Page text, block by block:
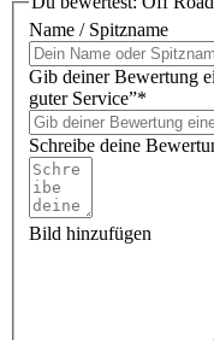
Name / Spitzname
Gib deiner Bewertung
guter Service”*
Schreibe deine
Bild hinzufügen